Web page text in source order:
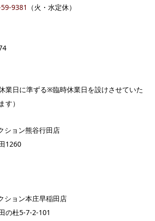
9381 （火・水定休）
業日に準ずる※臨時休業日を設けさせていた
す）
ション熊谷行田店
1260
ション本庄早稲田店
の杜5-7-2-101